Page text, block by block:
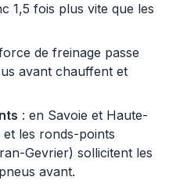
1,5 fois plus vite que les
de freinage passe
avant chauffent et
: en Savoie et Haute-
et les ronds-points
Gevrier) sollicitent les
avant.